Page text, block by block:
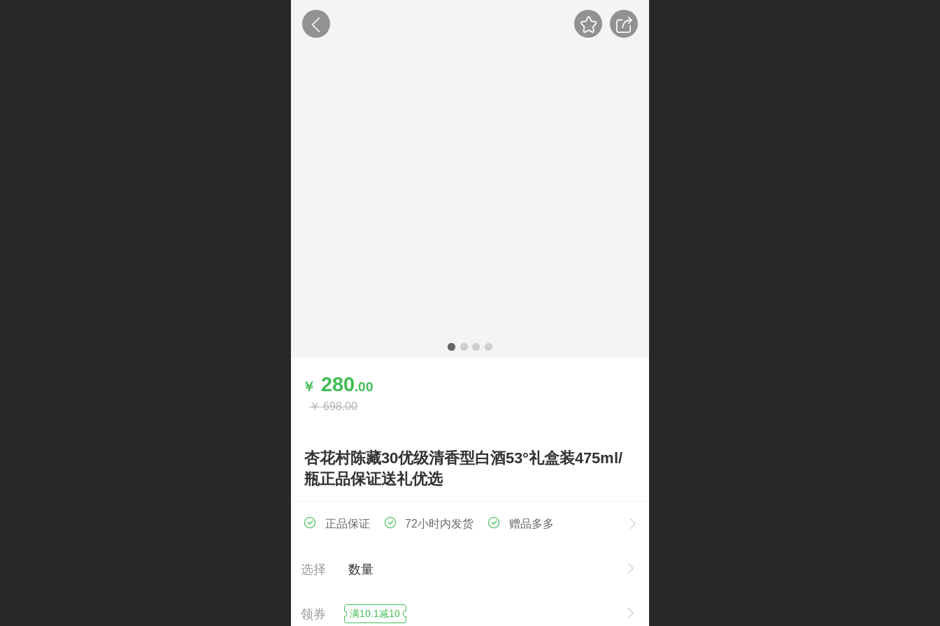
￥ 280.00
￥ 698.00
杏花村陈藏30优级清香型白酒53°礼盒装475ml/
瓶正品保证送礼优选
正品保证 72小时内发货 赠品多多
会员特权福利
选择 数量
领券 满10.1减10